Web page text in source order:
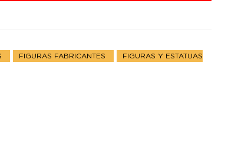
FIGURAS FABRICANTES FIGURAS Y ESTATUAS